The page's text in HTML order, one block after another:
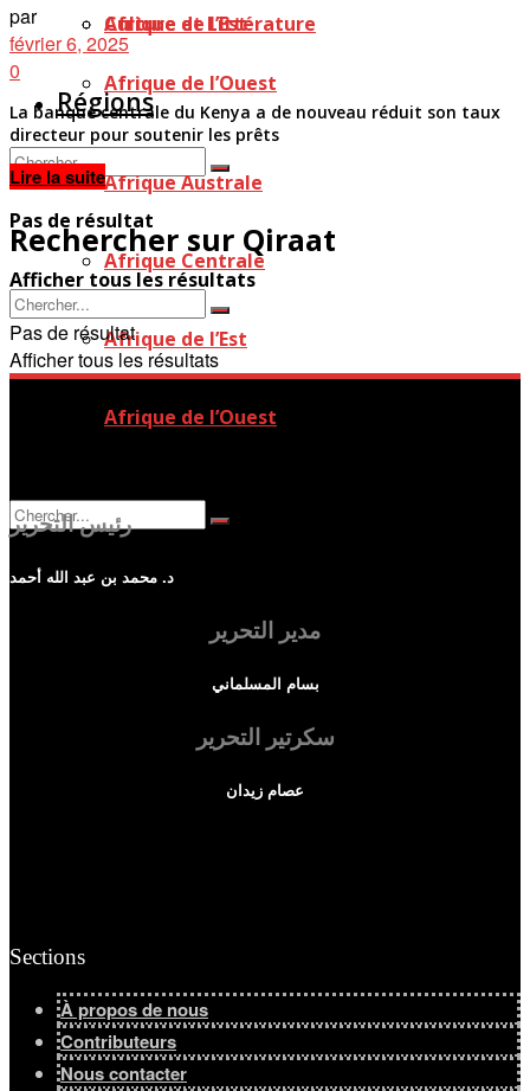
Afrique de l’Est
Afrique de l’Ouest
Pas de résultat
Afficher tous les résultats
Culture et Littérature
Régions
Afrique Australe
Afrique Centrale
Afrique de l’Est
Afrique de l’Ouest
Pas de résultat
Afficher tous les résultats
par
février 6, 2025
0
La banque centrale du Kenya a de nouveau réduit son taux
directeur pour soutenir les prêts
Lire la suiteDetails
Rechercher sur Qiraat
Pas de résultat
Afficher tous les résultats
رئيس التحرير
د. محمد بن عبد الله أحمد
مدير التحرير
بسام المسلماني
سكرتير التحرير
عصام زيدان
Sections
À propos de nous
Contributeurs
Nous contacter